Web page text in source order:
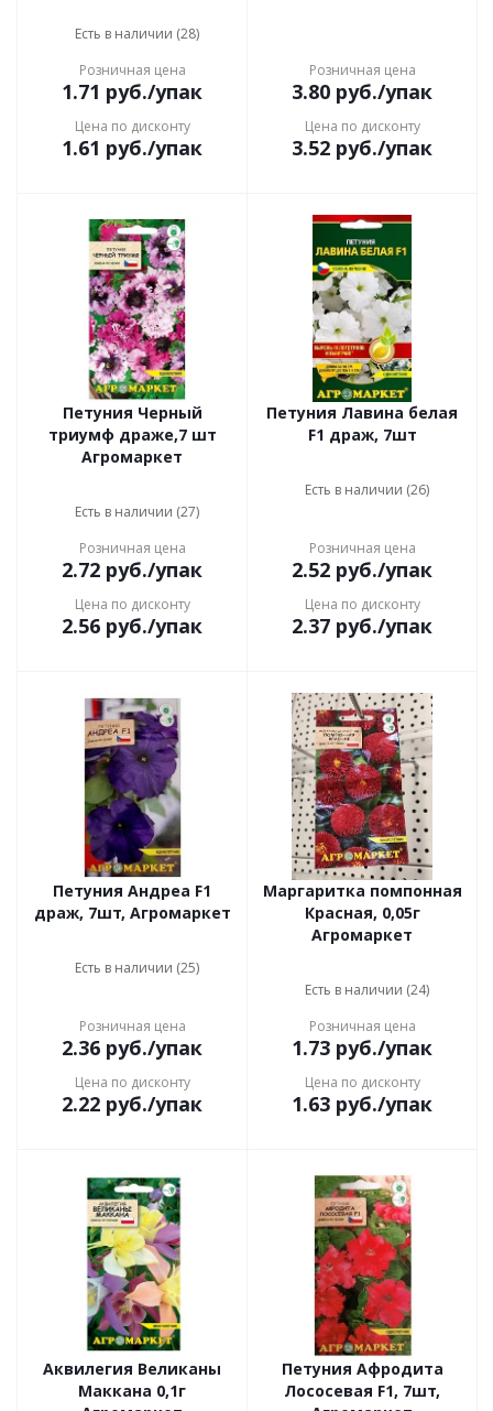
Есть в наличии (28)
Розничная цена
1.71 руб./упак
Цена по дисконту
1.61 руб./упак
Розничная цена
3.80 руб./упак
Цена по дисконту
3.52 руб./упак
Петуния Черный
триумф драже,7 шт
Агромаркет
Есть в наличии (27)
Розничная цена
2.72 руб./упак
Цена по дисконту
2.56 руб./упак
Петуния Лавина белая
F1 драж, 7шт
Есть в наличии (26)
Розничная цена
2.52 руб./упак
Цена по дисконту
2.37 руб./упак
Петуния Андреа F1
драж, 7шт, Агромаркет
Есть в наличии (25)
Розничная цена
2.36 руб./упак
Цена по дисконту
2.22 руб./упак
Маргаритка помпонная
Красная, 0,05г
Агромаркет
Есть в наличии (24)
Розничная цена
1.73 руб./упак
Цена по дисконту
1.63 руб./упак
Аквилегия Великаны
Маккана 0,1г
Петуния Афродита
Лососевая F1, 7шт,